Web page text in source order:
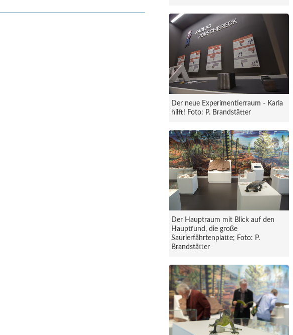
Der neue Experimentierraum - Karla
hilft! Foto: P. Brandstätter
Der Hauptraum mit Blick auf den
Hauptfund, die große
Saurierfährtenplatte; Foto: P.
Brandstätter